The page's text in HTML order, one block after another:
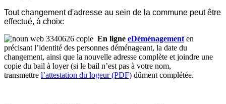
Tout changement d'adresse au sein de la commune peut être
effectué, à choix:
En ligne eDéménagement en
précisant l’identité des personnes déménageant, la date du
changement, ainsi que la nouvelle adresse complète et joindre une
copie du bail à loyer (si le bail n’est pas à votre nom,
transmettre l’attestation du logeur (PDF) dûment complétée.